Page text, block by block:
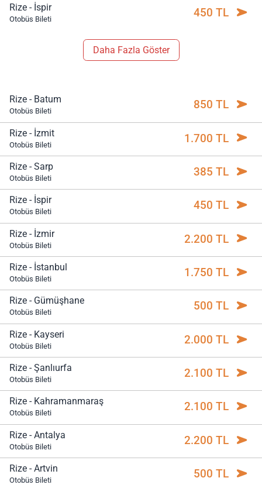
Rize - İspir
Otobüs Bileti 450 TL
Daha Fazla Göster
Rize - Batum
Otobüs Bileti 850 TL
Rize - İzmit
Otobüs Bileti 1.700 TL
Rize - Sarp
Otobüs Bileti 385 TL
Rize - İspir
Otobüs Bileti 450 TL
Rize - İzmir
Otobüs Bileti 2.200 TL
Rize - İstanbul
Otobüs Bileti 1.750 TL
Rize - Gümüşhane
Otobüs Bileti 500 TL
Rize - Kayseri
Otobüs Bileti 2.000 TL
Rize - Şanlıurfa
Otobüs Bileti 2.100 TL
Rize - Kahramanmaraş
Otobüs Bileti 2.100 TL
Rize - Antalya
Otobüs Bileti 2.200 TL
Rize - Artvin
Otobüs Bileti 500 TL